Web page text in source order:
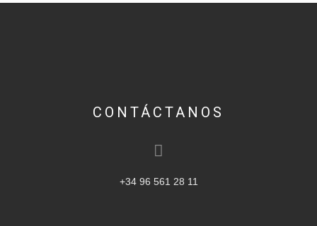
CONTÁCTANOS
+34 96 561 28 11